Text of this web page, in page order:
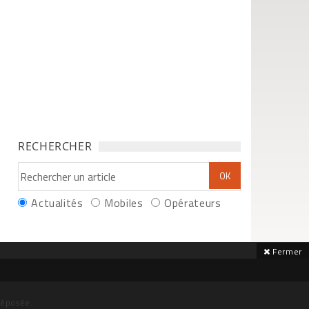
RECHERCHER
Actualités Mobiles Opérateurs
Fermer